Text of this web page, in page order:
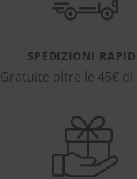
SPEDIZIONI
Gratuite oltre le 45€ di